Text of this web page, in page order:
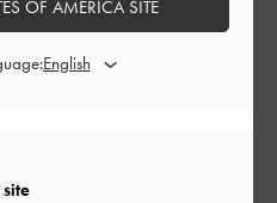
かった
は役に立ちましたか？
OF AMERICA SITE